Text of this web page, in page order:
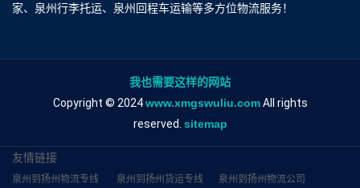
家、泉州行李托运、泉州回程车运输等多方位物流服务！
我也需要这样的网站
Copyright © 2024www.xmgswuliu.comAll rights
reserved. sitemap
友情链接
泉州到扬州物流专线 泉州到扬州货运专线 泉州到扬州物流公司